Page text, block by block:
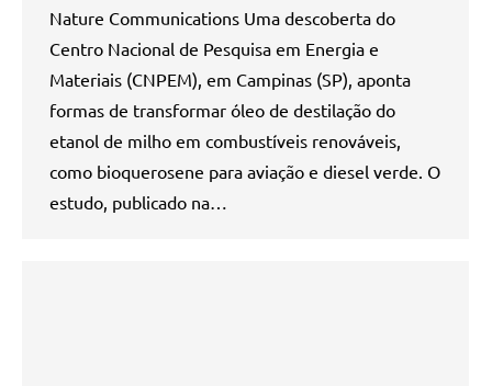
Nature Communications Uma descoberta do
Centro Nacional de Pesquisa em Energia e
Materiais (CNPEM), em Campinas (SP), aponta
formas de transformar óleo de destilação do
etanol de milho em combustíveis renováveis,
como bioquerosene para aviação e diesel verde. O
estudo, publicado na…